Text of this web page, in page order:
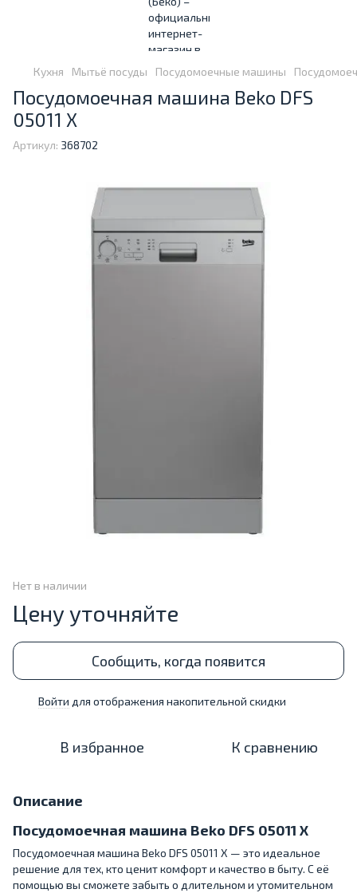
Кухня Мытьё посуды Посудомоечные машины
Посудомоечная машина Beko DFS
05011 X
Артикул: 368702
Нет в наличии
Цену уточняйте
Сообщить, когда появится
Войти для отображения накопительной скидки
В избранное К сравнению
Описание
Посудомоечная машина Beko DFS 05011 X
Посудомоечная машина Beko DFS 05011 X — это идеальное
решение для тех, кто ценит комфорт и качество в быту. С её
помощью вы сможете забыть о длительном и утомительном